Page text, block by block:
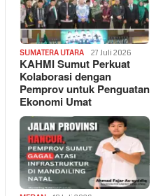
SUMATERA UTARA 27 Juli 2026
KAHMI Sumut Perkuat
Kolaborasi dengan
Pemprov untuk Penguatan
Ekonomi Umat